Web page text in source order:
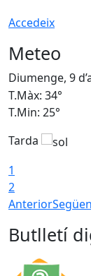
Accedeix
Meteo
Diumenge, 9
T.Màx: 34°
T.Min: 25°
Tarda
1
2
Anterior
Butlletí